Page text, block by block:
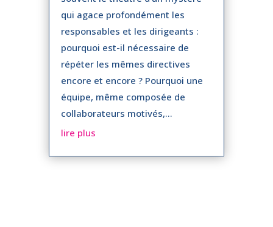
qui agace profondément les
responsables et les dirigeants :
pourquoi est-il nécessaire de
répéter les mêmes directives
encore et encore ? Pourquoi une
équipe, même composée de
collaborateurs motivés,...
lire plus